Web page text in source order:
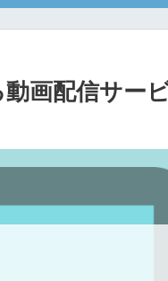
画配信サー